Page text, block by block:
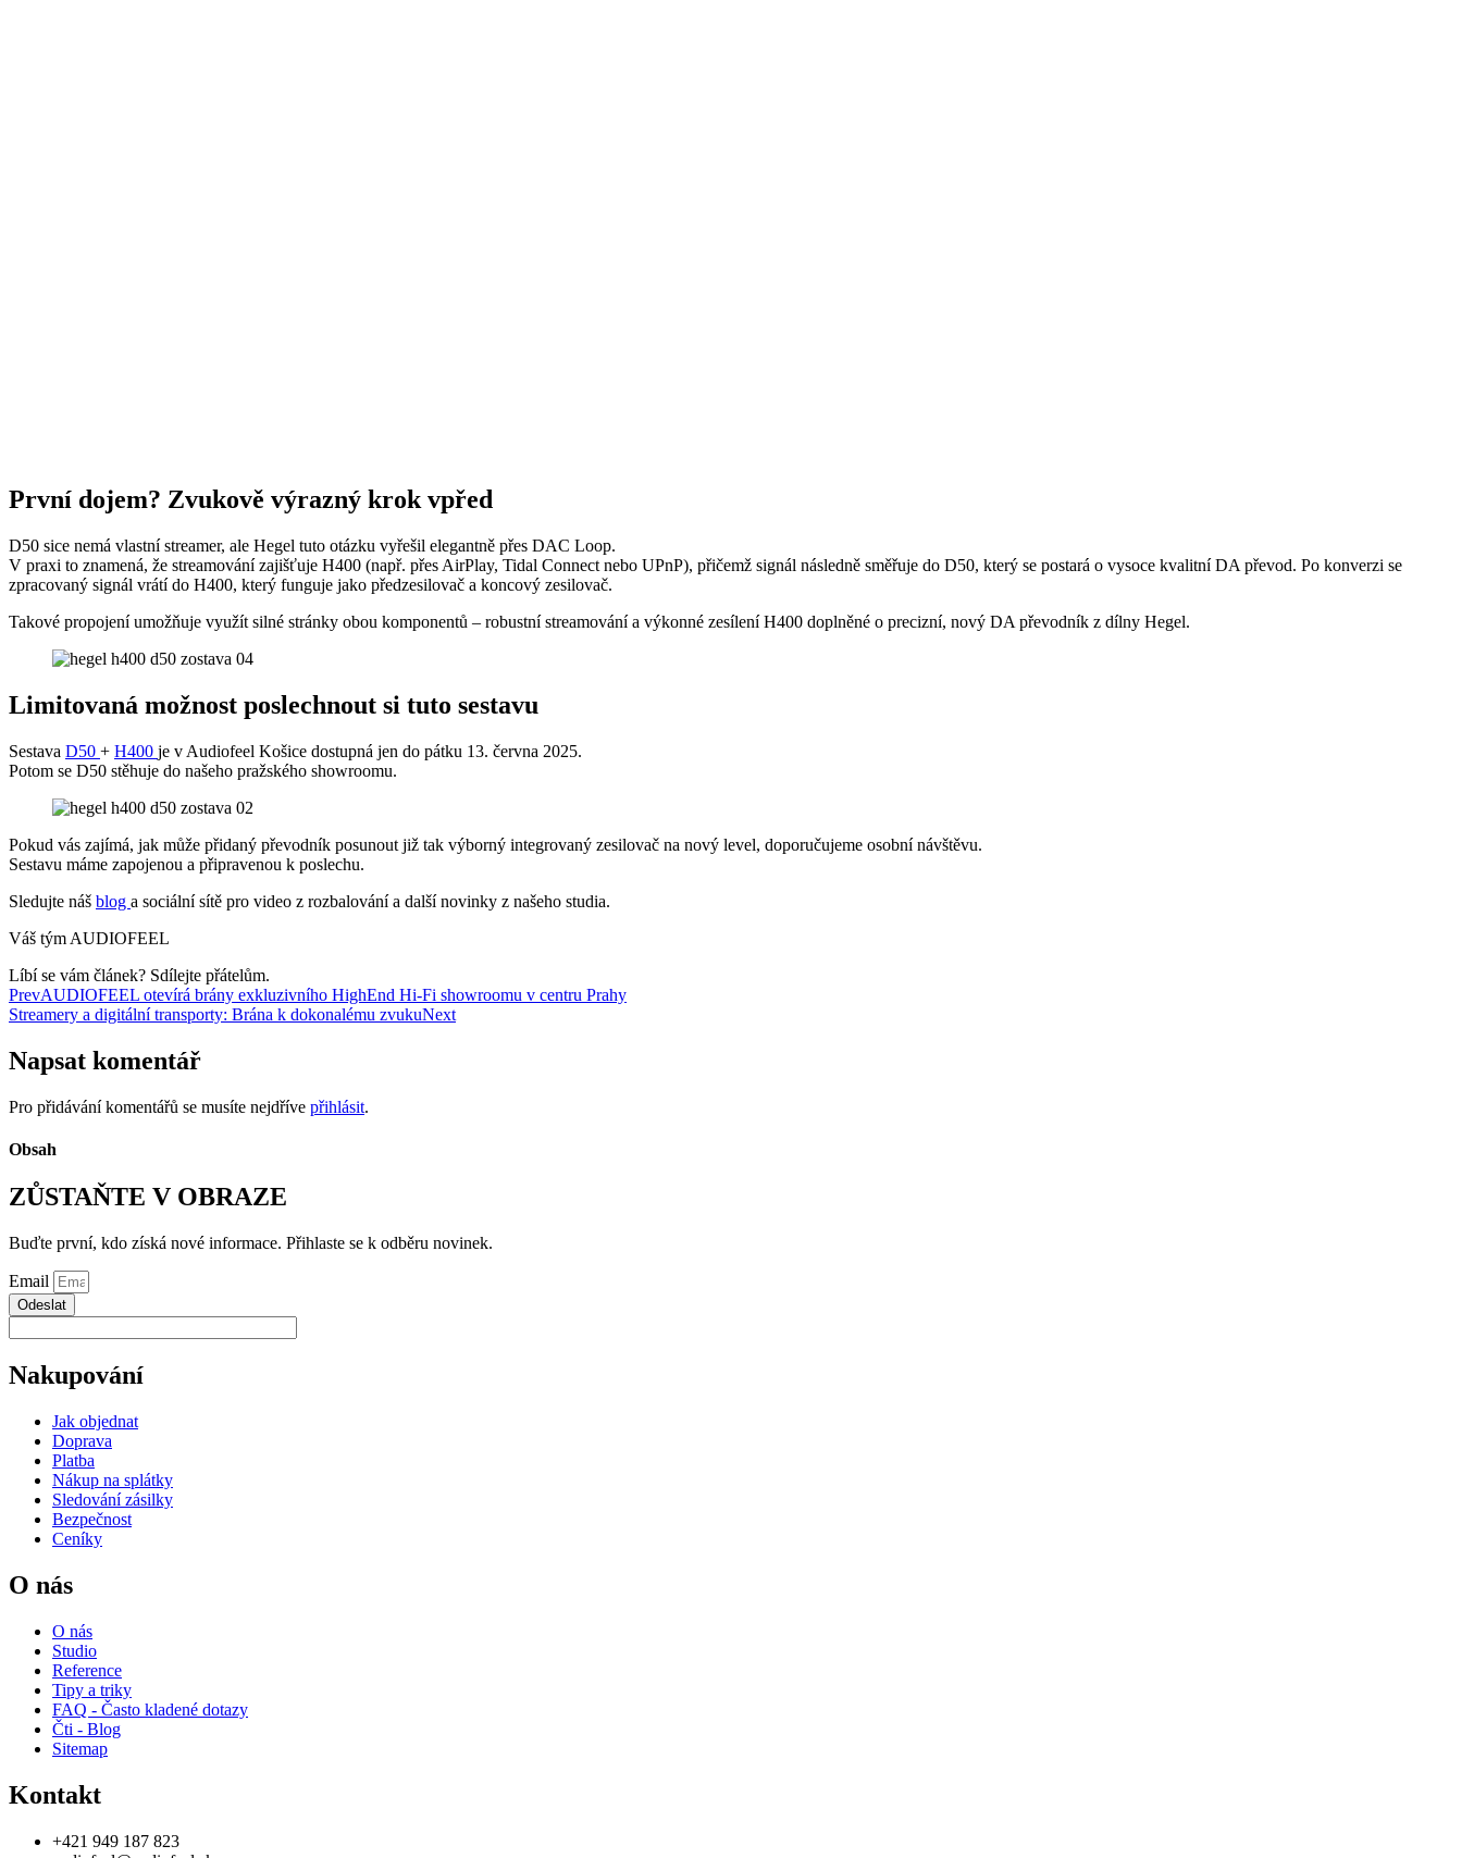
První dojem? Zvukově výrazný krok vpřed
D50 sice nemá vlastní streamer, ale Hegel tuto otázku vyřešil elegantně přes DAC Loop.
V praxi to znamená, že streamování zajišťuje H400 (např. přes AirPlay, Tidal Connect nebo UPnP), přičemž signál následně směřuje do D50, který se postará o vysoce kvalitní DA převod. Po konverzi se
zpracovaný signál vrátí do H400, který funguje jako předzesilovač a koncový zesilovač.
Takové propojení umožňuje využít silné stránky obou komponentů – robustní streamování a výkonné zesílení H400 doplněné o precizní, nový DA převodník z dílny Hegel.
Limitovaná možnost poslechnout si tuto sestavu
Sestava D50 + H400 je v Audiofeel Košice dostupná jen do pátku 13. června 2025.
Potom se D50 stěhuje do našeho pražského showroomu.
Pokud vás zajímá, jak může přidaný převodník posunout již tak výborný integrovaný zesilovač na nový level, doporučujeme osobní návštěvu.
Sestavu máme zapojenou a připravenou k poslechu.
Sledujte náš blog a sociální sítě pro video z rozbalování a další novinky z našeho studia.
Váš tým AUDIOFEEL
Líbí se vám článek? Sdílejte přátelům.
PrevAUDIOFEEL otevírá brány exkluzivního HighEnd Hi-Fi showroomu v centru Prahy
Streamery a digitální transporty: Brána k dokonalému zvukuNext
Napsat komentář
Pro přidávání komentářů se musíte nejdříve přihlásit.
Obsah
ZŮSTAŇTE V OBRAZE
Buďte první, kdo získá nové informace. Přihlaste se k odběru novinek.
Email
Odeslat
Nakupování
Jak objednat
Doprava
Platba
Nákup na splátky
Sledování zásilky
Bezpečnost
Ceníky
O nás
O nás
Studio
Reference
Tipy a triky
FAQ - Často kladené dotazy
Čti - Blog
Sitemap
Kontakt
+421 949 187 823